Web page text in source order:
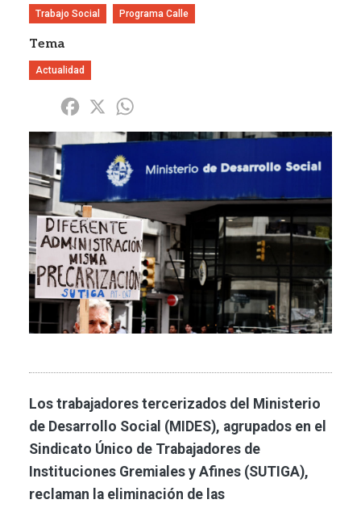
Trabajo Social Programa Calle
Tema
Actualidad
Share Facebook
X
Imagen
Los trabajadores tercerizados del Ministerio
de Desarrollo Social (MIDES), agrupados en el
Sindicato Único de Trabajadores de
Instituciones Gremiales y Afines (SUTIGA),
reclaman la eliminación de las